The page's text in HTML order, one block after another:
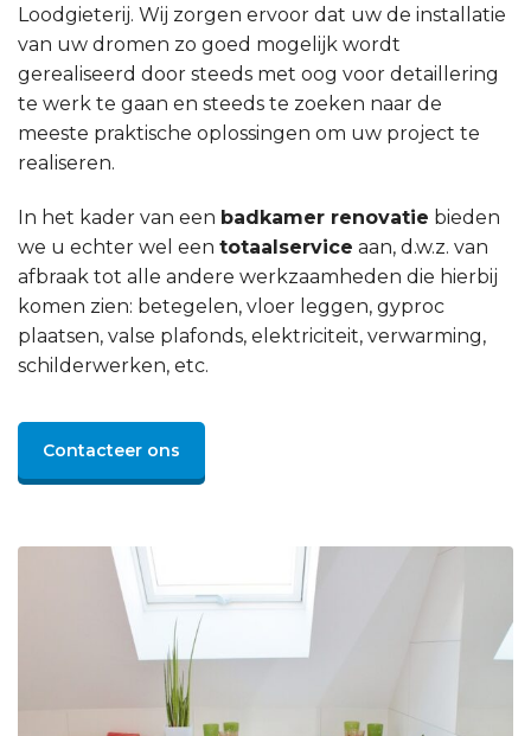
Loodgieterij. Wij zorgen ervoor dat uw de installatie
van uw dromen zo goed mogelijk wordt
gerealiseerd door steeds met oog voor detaillering
te werk te gaan en steeds te zoeken naar de
meeste praktische oplossingen om uw project te
realiseren.
In het kader van een badkamer renovatie bieden
we u echter wel een totaalservice aan, d.w.z. van
afbraak tot alle andere werkzaamheden die hierbij
komen zien: betegelen, vloer leggen, gyproc
plaatsen, valse plafonds, elektriciteit, verwarming,
schilderwerken, etc.
Contacteer ons